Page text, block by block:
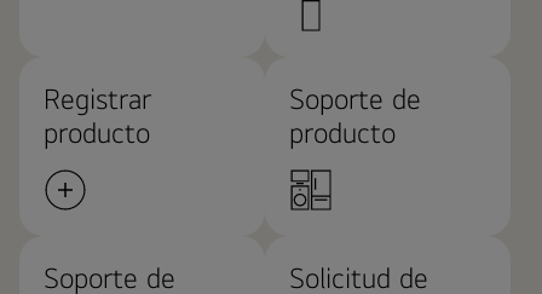
Registrar
producto
Soporte de
producto
Soporte de
Solicitud de